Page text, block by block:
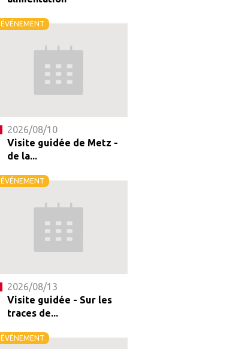
ÉVÉNEMENT
2026/08/10
Visite guidée de Metz -
de la...
ÉVÉNEMENT
2026/08/13
Visite guidée - Sur les
traces de...
ÉVÉNEMENT